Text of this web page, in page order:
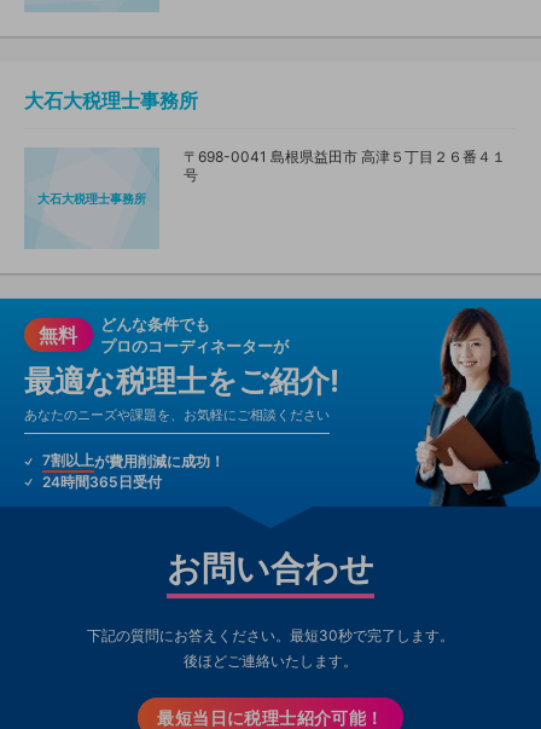
大石大税理士事務所
大石大税理士事務所
〒698-0041 島根県益田市 高津５丁目２６番４１
号
無料
どんな条件でも
プロのコーディネーターが
最適な税理士をご紹介!
あなたのニーズや課題を、お気軽にご相談ください
7割以上が費用削減に成功！
24時間365日受付
お問い合わせ
下記の質問にお答えください。最短30秒で完了します。
後ほどご連絡いたします。
最短当日に税理士紹介可能！